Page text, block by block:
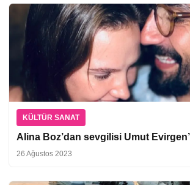
KÜLTÜR SANAT
Alina Boz’dan sevgilisi Umut
26 Ağustos 2023